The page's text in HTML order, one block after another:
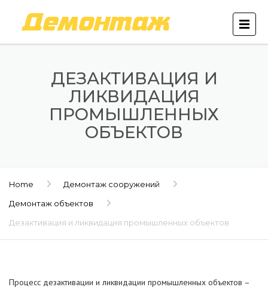
ДЕЗАКТИВАЦИЯ И
ЛИКВИДАЦИЯ
ПРОМЫШЛЕННЫХ
ОБЪЕКТОВ
Home
Демонтаж сооружений
Демонтаж объектов
Дезактивация и ликвидация промышленных объектов
Процесс дезактивации и ликвидации промышленных объектов –